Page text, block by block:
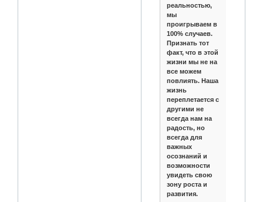
реальностью,
мы
проигрываем в
100% случаев.
Признать тот
факт, что в этой
жизни мы не на
все можем
повлиять. Наша
жизнь
переплетается с
другими не
всегда нам на
радость, но
всегда для
важных
осознаний и
возможности
увидеть свою
зону роста и
развития.